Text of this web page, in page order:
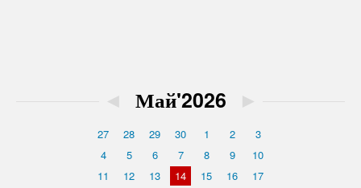
◄ Май'2026 ►
27 28 29 30 1 2
3
4
5 6 7 8 9
10
11
12 13 14 15 16
17